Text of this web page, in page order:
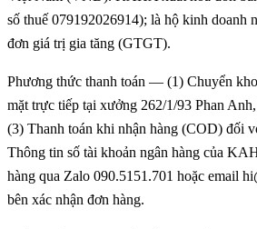
số thuế 079192026914); là hộ kinh doanh
đơn giá trị gia tăng (GTGT).
Phương thức thanh toán — (1) Chuyển
mặt trực tiếp tại xưởng 262/1/93 Phan
(3) Thanh toán khi nhận hàng (COD) đối
Thông tin số tài khoản ngân hàng của
hàng qua Zalo 090.5151.701 hoặc email
bên xác nhận đơn hàng.